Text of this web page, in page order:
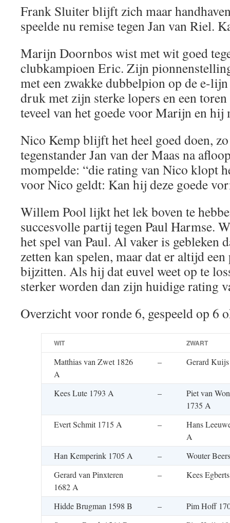
Frank Sluiter blijft zich maar
speelde nu remise tegen Jan van Riel.
Marijn Doornbos wist met wit goed
clubkampioen Eric. Zijn
met een zwakke dubbelpion op de e-
druk met zijn sterke lopers en een
teveel van het goede voor Marijn en
Nico Kemp blijft het heel goed doen,
tegenstander Jan van der Maas na
mompelde: “die rating van Nico klopt
voor Nico geldt: Kan hij deze goede
Willem Pool lijkt het lek boven te
succesvolle partij tegen Paul Harmse.
het spel van Paul. Al vaker is gebleken
zetten kan spelen, maar dat er altijd een
bijzitten. Als hij dat euvel weet op te
sterker worden dan zijn huidige rating
Overzicht voor ronde 6, gespeeld op 6
WIT ZWART
Matthias van Zwet 1826
A
– Gerard
Kees Lute 1793 A –
Piet van
1735 A
Evert Schmit 1715 A
–
Hans
A
Han Kemperink 1705 A
–
Wouter
Gerard van Pinxteren
1682 A
– Kees
Hidde Brugman 1598 B –
Pim Hoff